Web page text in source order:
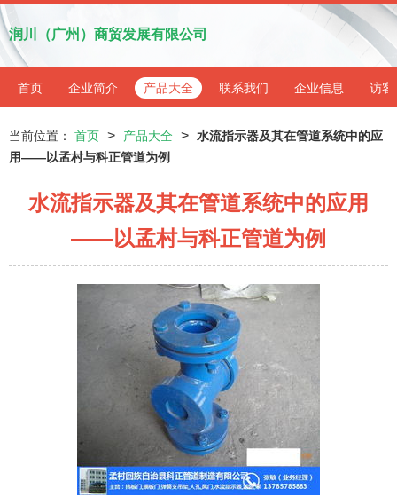
润川（广州）商贸发展有限公司
首页 企业简介 产品大全 联系我们 企业信息 访客
当前位置： 首页 > 产品大全 > 水流指示器及其在管道系统中的应
用——以孟村与科正管道为例
水流指示器及其在管道系统中的应用
——以孟村与科正管道为例